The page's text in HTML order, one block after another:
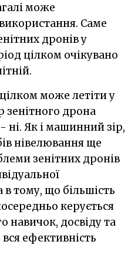
може
Саме
дронів у
цілком очікувано
може летіти у
зенітного дрона
ні. Як і машинний зір,
нівелювання ще
зенітних дронів
в тому, що більшість
керується
навичок, досвіду та
ефективність